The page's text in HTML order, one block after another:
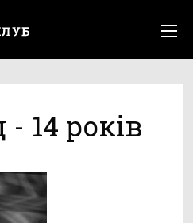
14 років